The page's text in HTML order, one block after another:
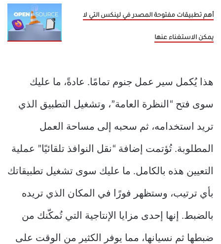
أهم تطبيقات مفتوحة المصدر في لينكس التي لا
يمكن الاستغناء عنها
هذا يُكمل سير عمل جنوم تمامًا. عادةً، ما عليك
سوى فتح “النظرة العامة”، وتشغيل التطبيق الذي
تريد استخدامه، ثم سحبه إلى مساحة العمل
المطلوبة. تُؤتمت إضافة “نقل النوافذ تلقائيًا” عملية
التعيين هذه بالكامل. ما عليك سوى تشغيل تطبيقاتك
بأي ترتيب، وستظهر فورًا في المكان الذي تريده
بالضبط. إنها إحدى مزايا الإنتاجية التي تُمكّنك من
ضبطها ثم نسيانها، مما يوفر الكثير من الوقت على